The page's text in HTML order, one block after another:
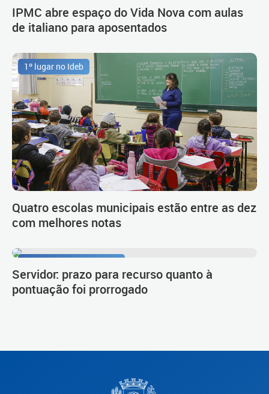
IPMC abre espaço do Vida Nova com aulas
de italiano para aposentados
1º lugar no Ideb
Quatro escolas municipais estão entre as dez
com melhores notas
Servidor: prazo para recurso quanto à
pontuação foi prorrogado